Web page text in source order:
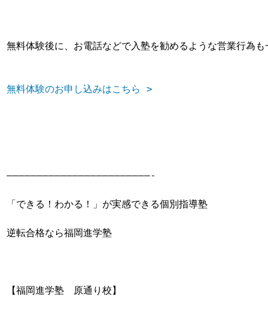
無料体験後に、お電話などで入塾を勧めるような営業行為
無料体験のお申し込みはこちら >
————————————————————————-
「できる！わかる！」が実感できる個別指導塾
逆転合格なら福岡進学塾
【福岡進学塾　原通り校】